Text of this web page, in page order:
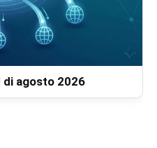
di agosto 2026